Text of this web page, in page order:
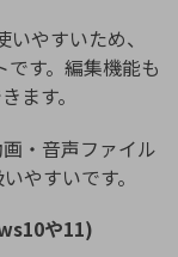
いやすいため、
す。編集機能も
ます。
・音声ファイル
やすいです。
や11)